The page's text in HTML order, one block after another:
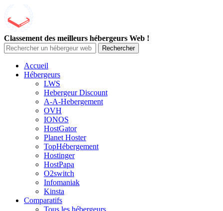
Classement des meilleurs hébergeurs Web !
Rechercher
Accueil
Hébergeurs
LWS
Hebergeur Discount
A-A-Hebergement
OVH
IONOS
HostGator
Planet Hoster
TopHébergement
Hostinger
HostPapa
O2switch
Infomaniak
Kinsta
Comparatifs
Tous les hébergeurs